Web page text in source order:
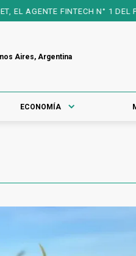
FINTECH N° 1 DEL PAÍS,
Aires, Argentina
ECONOMÍA